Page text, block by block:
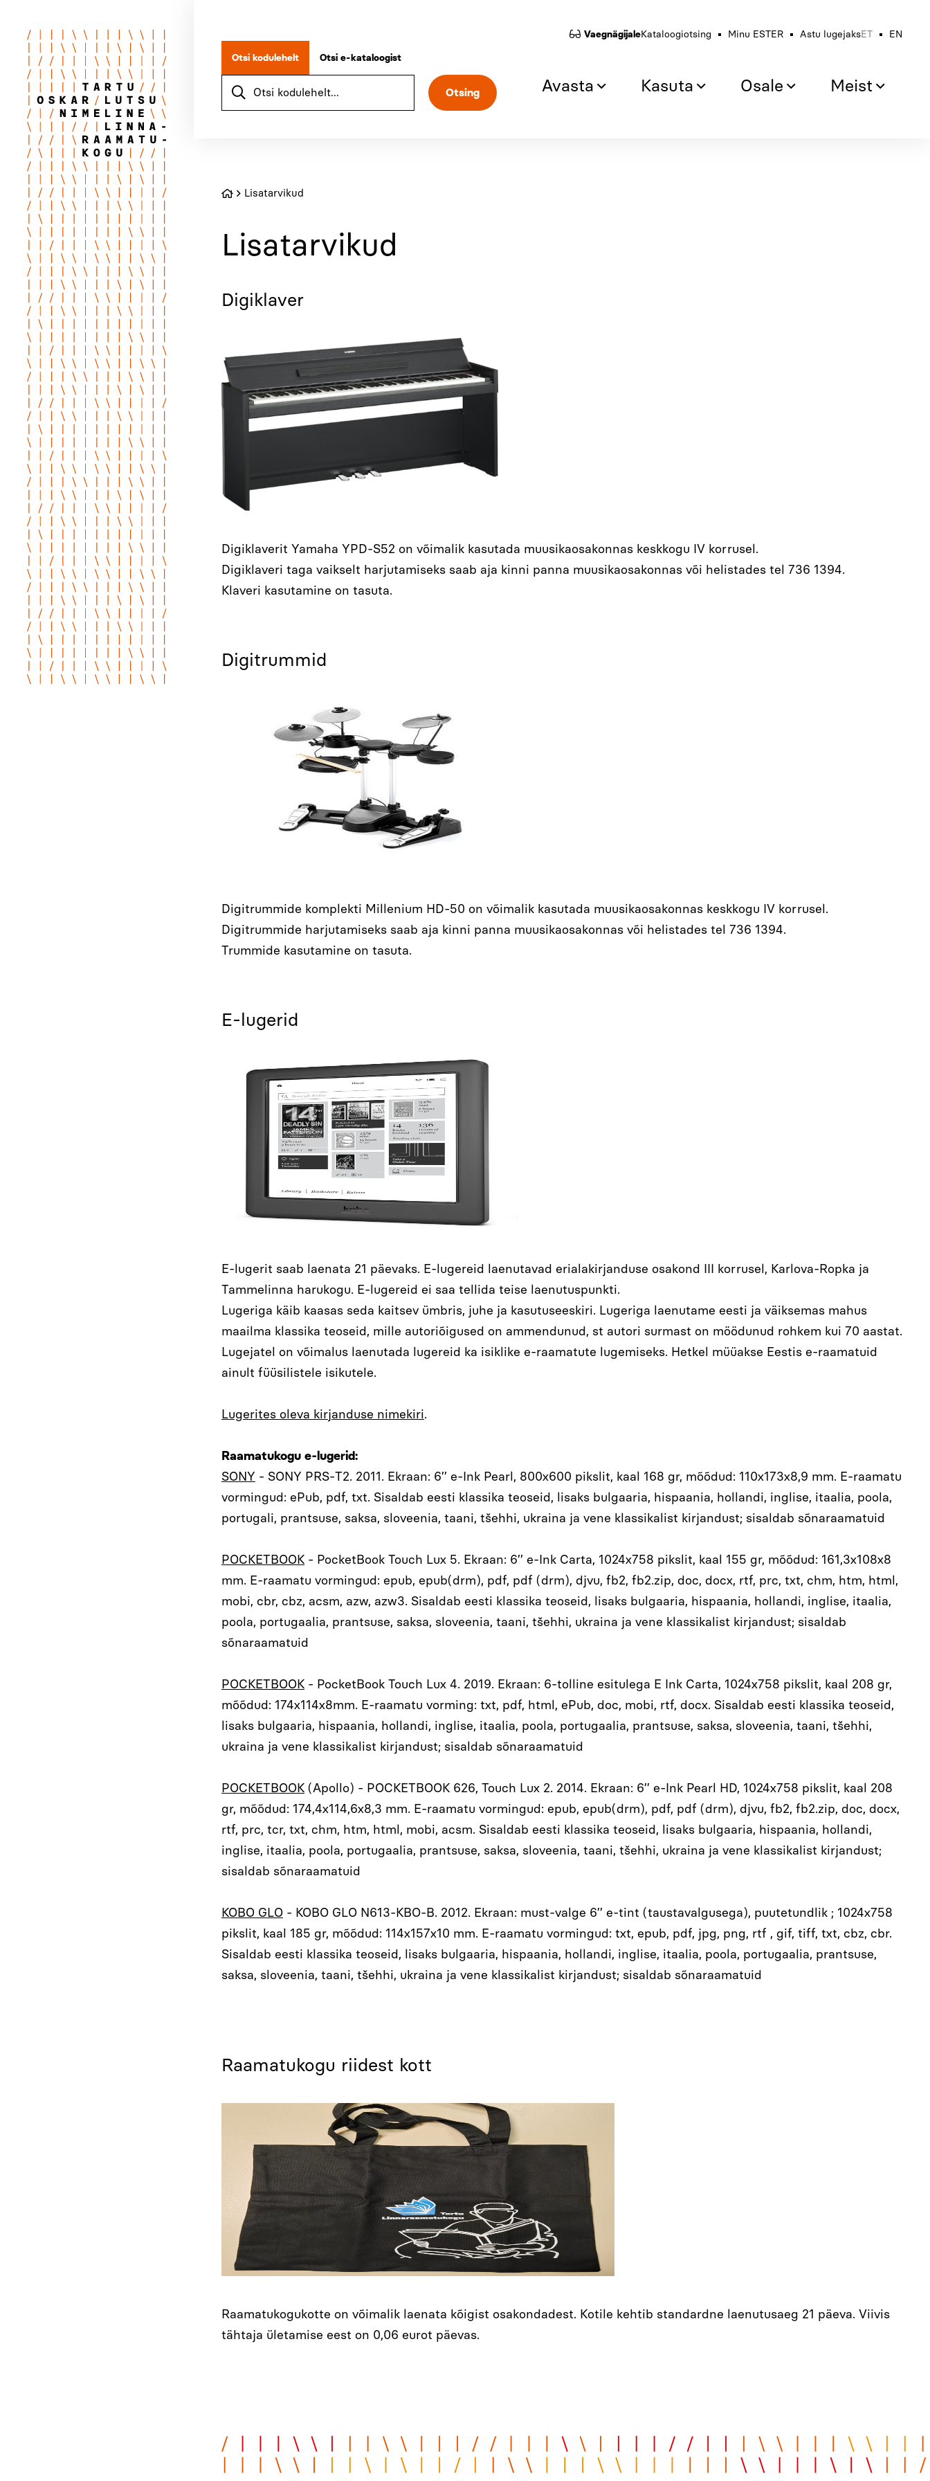
VaegnägijaleKataloogiotsing Minu ESTER Astu lugejaksET EN
Otsi kodulehelt Otsi e-kataloogist
Avasta Kasuta Osale Meist
Lisatarvikud
Lisatarvikud
Digiklaver
Digiklaverit Yamaha YPD-S52 on võimalik kasutada muusikaosakonnas keskkogu IV korrusel.
Digiklaveri taga vaikselt harjutamiseks saab aja kinni panna muusikaosakonnas või helistades tel 736 1394.
Klaveri kasutamine on tasuta.
Digitrummid
Digitrummide komplekti Millenium HD-50 on võimalik kasutada muusikaosakonnas keskkogu IV korrusel.
Digitrummide harjutamiseks saab aja kinni panna muusikaosakonnas või helistades tel 736 1394.
Trummide kasutamine on tasuta.
E-lugerid
E-lugerit saab laenata 21 päevaks. E-lugereid laenutavad erialakirjanduse osakond III korrusel, Karlova-Ropka ja
Tammelinna harukogu. E-lugereid ei saa tellida teise laenutuspunkti.
Lugeriga käib kaasas seda kaitsev ümbris, juhe ja kasutuseeskiri. Lugeriga laenutame eesti ja väiksemas mahus
maailma klassika teoseid, mille autoriõigused on ammendunud, st autori surmast on möödunud rohkem kui 70 aastat.
Lugejatel on võimalus laenutada lugereid ka isiklike e-raamatute lugemiseks. Hetkel müüakse Eestis e-raamatuid
ainult füüsilistele isikutele.
Lugerites oleva kirjanduse nimekiri.
Raamatukogu e-lugerid:
SONY - SONY PRS-T2. 2011. Ekraan: 6’’ e-Ink Pearl, 800x600 pikslit, kaal 168 gr, mõõdud: 110x173x8,9 mm. E-raamatu
vormingud: ePub, pdf, txt. Sisaldab eesti klassika teoseid, lisaks bulgaaria, hispaania, hollandi, inglise, itaalia, poola,
portugali, prantsuse, saksa, sloveenia, taani, tšehhi, ukraina ja vene klassikalist kirjandust; sisaldab sõnaraamatuid
POCKETBOOK - PocketBook Touch Lux 5. Ekraan: 6’’ e-Ink Carta, 1024x758 pikslit, kaal 155 gr, mõõdud: 161,3x108x8
mm. E-raamatu vormingud: epub, epub(drm), pdf, pdf (drm), djvu, fb2, fb2.zip, doc, docx, rtf, prc, txt, chm, htm, html,
mobi, cbr, cbz, acsm, azw, azw3. Sisaldab eesti klassika teoseid, lisaks bulgaaria, hispaania, hollandi, inglise, itaalia,
poola, portugaalia, prantsuse, saksa, sloveenia, taani, tšehhi, ukraina ja vene klassikalist kirjandust; sisaldab
sõnaraamatuid
POCKETBOOK - PocketBook Touch Lux 4. 2019. Ekraan: 6-tolline esitulega E Ink Carta, 1024x758 pikslit, kaal 208 gr,
mõõdud: 174x114x8mm. E-raamatu vorming: txt, pdf, html, ePub, doc, mobi, rtf, docx. Sisaldab eesti klassika teoseid,
lisaks bulgaaria, hispaania, hollandi, inglise, itaalia, poola, portugaalia, prantsuse, saksa, sloveenia, taani, tšehhi,
ukraina ja vene klassikalist kirjandust; sisaldab sõnaraamatuid
POCKETBOOK (Apollo) - POCKETBOOK 626, Touch Lux 2. 2014. Ekraan: 6’’ e-Ink Pearl HD, 1024x758 pikslit, kaal 208
gr, mõõdud: 174,4x114,6x8,3 mm. E-raamatu vormingud: epub, epub(drm), pdf, pdf (drm), djvu, fb2, fb2.zip, doc, docx,
rtf, prc, tcr, txt, chm, htm, html, mobi, acsm. Sisaldab eesti klassika teoseid, lisaks bulgaaria, hispaania, hollandi,
inglise, itaalia, poola, portugaalia, prantsuse, saksa, sloveenia, taani, tšehhi, ukraina ja vene klassikalist kirjandust;
sisaldab sõnaraamatuid
KOBO GLO - KOBO GLO N613-KBO-B. 2012. Ekraan: must-valge 6’’ e-tint (taustavalgusega), puutetundlik ; 1024x758
pikslit, kaal 185 gr, mõõdud: 114x157x10 mm. E-raamatu vormingud: txt, epub, pdf, jpg, png, rtf , gif, tiff, txt, cbz, cbr.
Sisaldab eesti klassika teoseid, lisaks bulgaaria, hispaania, hollandi, inglise, itaalia, poola, portugaalia, prantsuse,
saksa, sloveenia, taani, tšehhi, ukraina ja vene klassikalist kirjandust; sisaldab sõnaraamatuid
Raamatukogu riidest kott
Raamatukogukotte on võimalik laenata kõigist osakondadest. Kotile kehtib standardne laenutusaeg 21 päeva. Viivis
tähtaja ületamise eest on 0,06 eurot päevas.